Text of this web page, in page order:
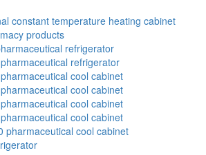
constant temperature heating cabinet
products
refrigerator
refrigerator
cool cabinet
cool cabinet
cool cabinet
cool cabinet
pharmaceutical cool cabinet